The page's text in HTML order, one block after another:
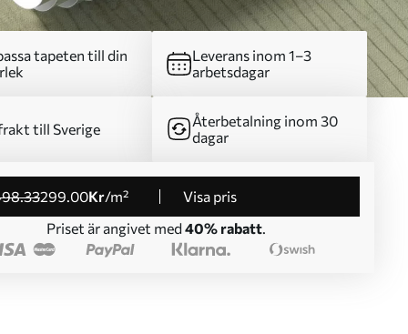
tapeten till din
Leverans inom 1–3
arbetsdagar
till Sverige
Återbetalning inom 30
dagar
.33299.00Kr/m²
Visa pris
Priset är angivet med 40% rabatt.